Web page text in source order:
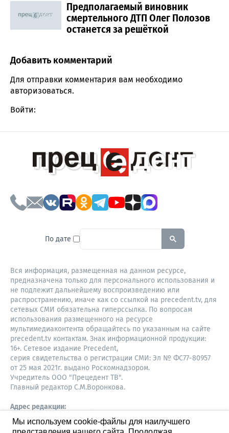
Предполагаемый виновник
смертельного ДТП Олег Полозов
останется за решёткой
Comment section
Добавить комментарий
Для отправки комментария вам необходимо
авторизоваться.
Войти:
По дате To search this site, enter a
Вся информация, размещенная на данном ресурсе,
предназначена только для персонального использования и
не подлежит дальнейшему воспроизведению или
распространению, иначе как со ссылкой на precedent.tv, для
сетевых СМИ обязательна гиперссылка. По вопросам
использования размещенного на ресурсе
мультимедиаконтента обращайтесь по указанным на сайте
precedent.tv контактам. Знак информационной продукции:
16+. Сетевое издание Precedent,
серия свидетельства о регистрации СМИ: Эл № ФС77-80957
от 25 мая 2021г. выдано Роскомнадзором.
Учредитель ООО "Прецедент ТВ".
Главный редактор С.М.Воронкова.
Адрес редакции:
630087,
Мы используем cookie-файлы для наилучшего